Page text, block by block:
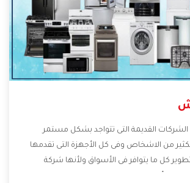
القديمة التى تتواجد بشكل مستمر
من الاشخاص وفى كل الأجهزة التى تقدمها
كل ما يتوافر فى الأسواق ولأنها شركة